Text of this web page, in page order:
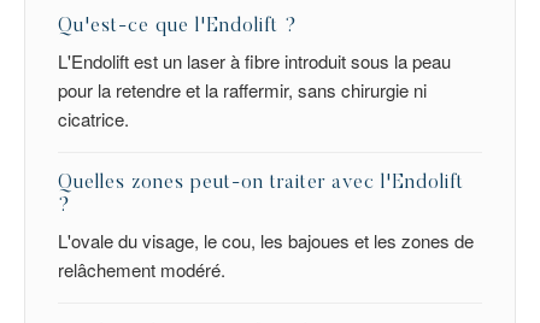
Qu'est-ce que l'Endolift ?
L'Endolift est un laser à fibre introduit sous la peau
pour la retendre et la raffermir, sans chirurgie ni
cicatrice.
Quelles zones peut-on traiter avec l'Endolift
?
L'ovale du visage, le cou, les bajoues et les zones de
relâchement modéré.